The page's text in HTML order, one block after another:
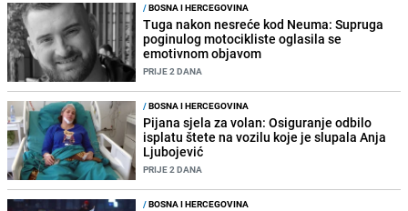
/BOSNA I HERCEGOVINA
Tuga nakon nesreće kod Neuma: Supruga
poginulog motocikliste oglasila se
emotivnom objavom
PRIJE 2 DANA
/BOSNA I HERCEGOVINA
Pijana sjela za volan: Osiguranje odbilo
isplatu štete na vozilu koje je slupala Anja
Ljubojević
PRIJE 2 DANA
/BOSNA I HERCEGOVINA